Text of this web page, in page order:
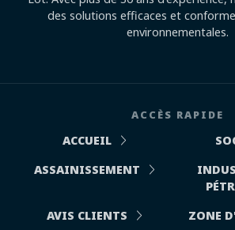
des solutions efficaces et
environnementales.
ACCÈS RAPIDE
ACCUEIL
ASSAINISSEMENT
AVIS CLIENTS
ZONE